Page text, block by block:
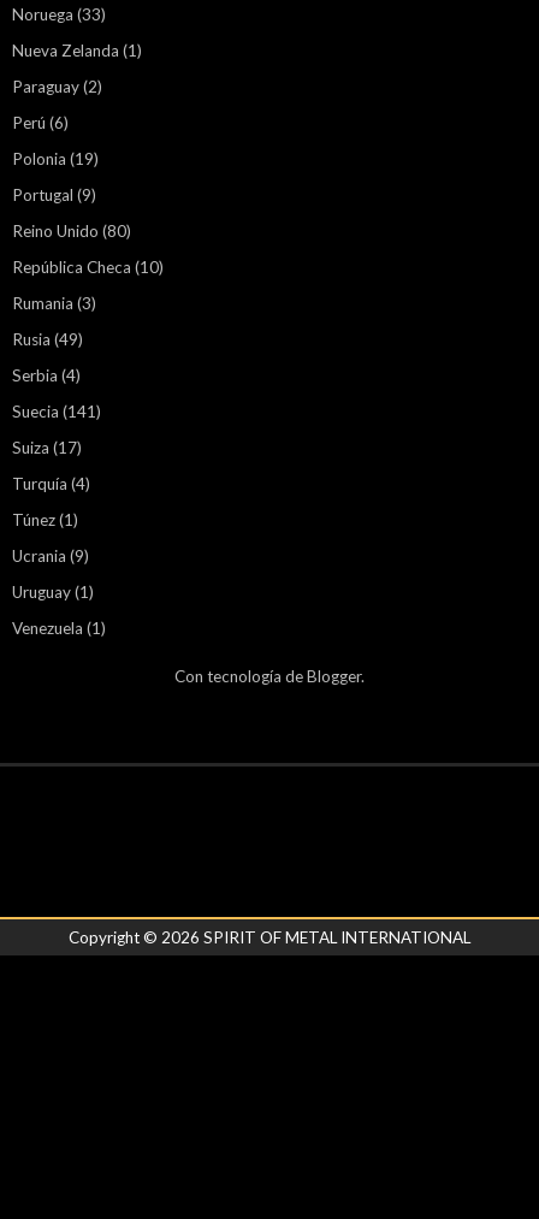
Noruega (33)
Nueva Zelanda (1)
Paraguay(2)
Perú (6)
Polonia (19)
Portugal (9)
Reino Unido (80)
República Checa (10)
Rumania (3)
Rusia (49)
Serbia (4)
Suecia (141)
Suiza (17)
Turquía (4)
Túnez(1)
Ucrania (9)
Uruguay(1)
Venezuela (1)
Con tecnología deBlogger.
Copyright © 2026 SPIRIT OF METAL INTERNATIONAL